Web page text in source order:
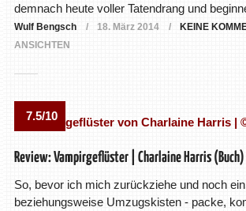
demnach heute voller Tatendrang und
Wulf Bengsch 18. März 2014 KEINE
ANSICHTEN
7.5/10
Review: Vampirgeflüster | Charlaine Harris (Buch)
So, bevor ich mich zurückziehe und noch
beziehungsweise Umzugskisten - packe,